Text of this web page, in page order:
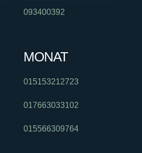
093400392
MONAT
015153212723
017663033102
015566309764